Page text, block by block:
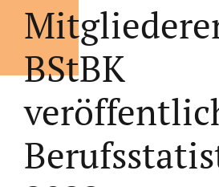
BStBK